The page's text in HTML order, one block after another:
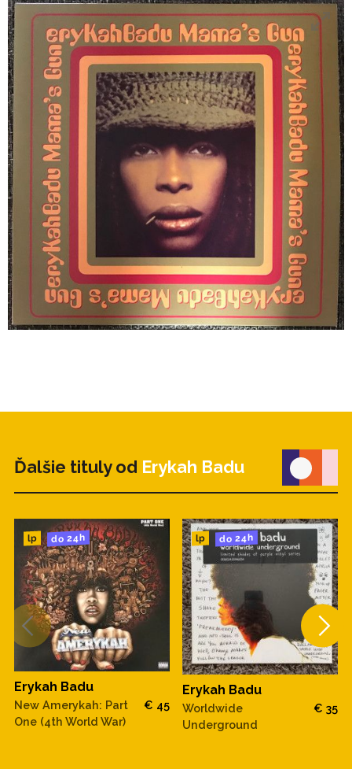
Ďalšie tituly od Erykah Badu
lp do 24h
Erykah Badu
New Amerykah: Part
One (4th World War)
€ 45
lp do 24h
Erykah Badu
Worldwide
Underground
€ 35